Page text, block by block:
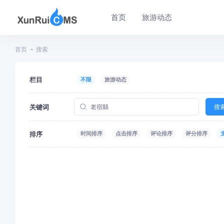
首页 旅游动态
首页 搜索
栏目 不限 旅游动态
关键词 搜
排序 时间排序 点击排序 评论排序 评分排序